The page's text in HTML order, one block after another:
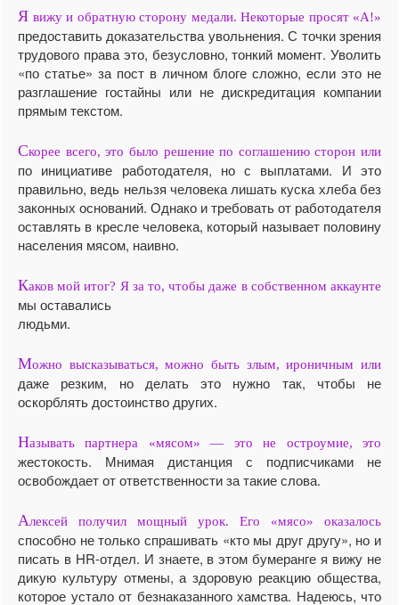
Я вижу и обратную сторону медали. Некоторые просят «А!»
предоставить доказательства увольнения. С точки зрения
трудового права это, безусловно, тонкий момент. Уволить
«по статье» за пост в личном блоге сложно, если это не
разглашение гостайны или не дискредитация компании
прямым текстом.
Скорее всего, это было решение по соглашению сторон или
по инициативе работодателя, но с выплатами. И это
правильно, ведь нельзя человека лишать куска хлеба без
законных оснований. Однако и требовать от работодателя
оставлять в кресле человека, который называет половину
населения мясом, наивно.
Каков мой итог? Я за то, чтобы даже в собственном аккаунте
мы оставались
людьми.
Можно высказываться, можно быть злым, ироничным или
даже резким, но делать это нужно так, чтобы не
оскорблять достоинство других.
Называть партнера «мясом» — это не остроумие, это
жестокость. Мнимая дистанция с подписчиками не
освобождает от ответственности за такие слова.
Алексей получил мощный урок. Его «мясо» оказалось
способно не только спрашивать «кто мы друг другу», но и
писать в HR-отдел. И знаете, в этом бумеранге я вижу не
дикую культуру отмены, а здоровую реакцию общества,
которое устало от безнаказанного хамства. Надеюсь, что